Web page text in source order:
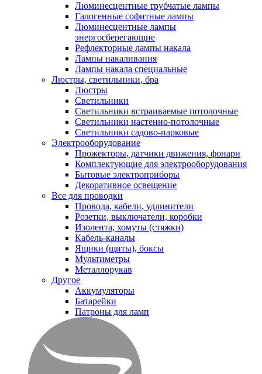
Люминесцентные трубчатые лампы
Галогенные софитные лампы
Люминесцентные лампы
энергосберегающие
Рефлекторные лампы накала
Лампы накаливания
Лампы накала специальные
Люстры, светильники, бра
Люстры
Светильники
Светильники встраиваемые потолочные
Светильники настенно-потолочные
Светильники садово-парковые
Электрооборудование
Прожекторы, датчики движения, фонари
Комплектующие для электрооборудования
Бытовые электроприборы
Декоративное освещение
Все для проводки
Провода, кабели, удлинители
Розетки, выключатели, коробки
Изолента, хомуты (стяжки)
Кабель-каналы
Ящики (щиты), боксы
Мультиметры
Металлорукав
Другое
Аккумуляторы
Батарейки
Патроны для ламп